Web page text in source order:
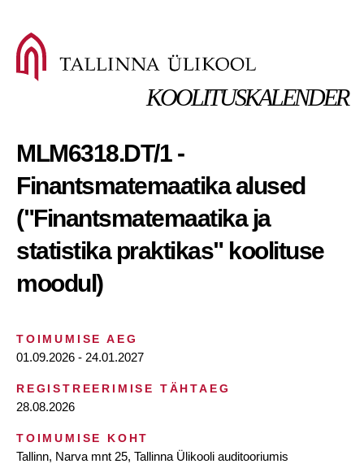
KOOLITUSKALENDER
MLM6318.DT/1 -
Finantsmatemaatika alused
("Finantsmatemaatika ja
statistika praktikas" koolituse
moodul)
TOIMUMISE AEG
01.09.2026 - 24.01.2027
REGISTREERIMISE TÄHTAEG
28.08.2026
TOIMUMISE KOHT
Tallinn, Narva mnt 25, Tallinna Ülikooli auditooriumis